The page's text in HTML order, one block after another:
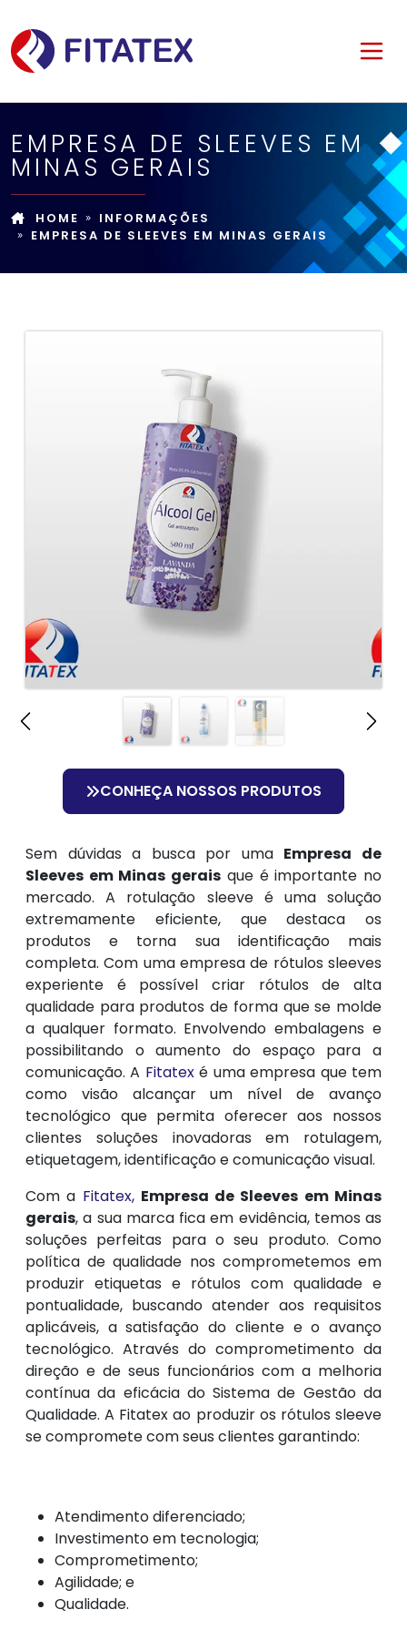
EMPRESA DE SLEEVES EM
MINAS GERAIS
HOME
INFORMAÇÕES
EMPRESA DE SLEEVES EM MINAS GERAIS
Sem dúvidas a busca por uma Empresa de
Sleeves em Minas gerais que é importante no
mercado. A rotulação sleeve é uma solução
extremamente eficiente, que destaca os
produtos e torna sua identificação mais
completa. Com uma empresa de rótulos sleeves
experiente é possível criar rótulos de alta
qualidade para produtos de forma que se molde
a qualquer formato. Envolvendo embalagens e
possibilitando o aumento do espaço para a
comunicação. A Fitatexé uma empresa que tem
como visão alcançar um nível de avanço
tecnológico que permita oferecer aos nossos
clientes soluções inovadoras em rotulagem,
etiquetagem, identificação e comunicação visual.
Com a Fitatex, Empresa de Sleeves em Minas
gerais, a sua marca fica em evidência, temos as
soluções perfeitas para o seu produto. Como
política de qualidade nos comprometemos em
produzir etiquetas e rótulos com qualidade e
pontualidade, buscando atender aos requisitos
aplicáveis, a satisfação do cliente e o avanço
tecnológico. Através do comprometimento da
direção e de seus funcionários com a melhoria
contínua da eficácia do Sistema de Gestão da
Qualidade. A Fitatex ao produzir os rótulos sleeve
se compromete com seus clientes garantindo:
CONHEÇA NOSSOS PRODUTOS
Atendimento diferenciado;
Investimento em tecnologia;
Comprometimento;
Agilidade; e
Qualidade.